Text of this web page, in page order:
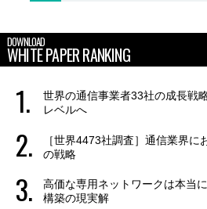
DOWNLOAD
WHITE PAPER RANKING
世界の通信事業者33社の成長戦
レベルへ
［世界4473社調査］通信業界
の戦略
高価な専用ネットワークは本当
構築の現実解